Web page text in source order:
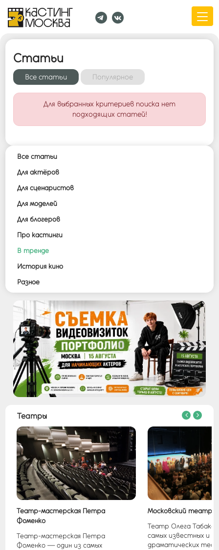
Статьи
Все cтатьи Популярное
Для выбранных критериев поиска нет
подходящих статей!
Все cтатьи
Для актёров
Для сценаристов
Для моделей
Для блогеров
Про кастинги
В тренде
История кино
Разное
Театры
Театр-мастерская Петра
Фоменко
Театр-мастерская Петра
Фоменко — один из самых
Московский театр
Театр Олега
самых известных и
драматических